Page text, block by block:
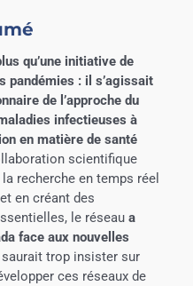
qu’une initiative de
pandémies : il s’agissait
de l’approche du
infectieuses à
en matière de santé
scientifique
recherche en temps réel
en créant des
le réseau a
face aux nouvelles
trop insister sur
ces réseaux de